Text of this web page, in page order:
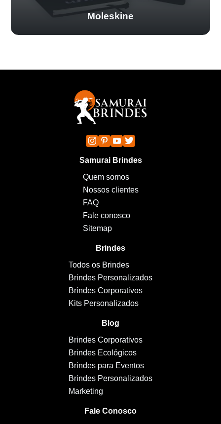
Moleskine
Samurai Brindes
Quem somos
Nossos clientes
FAQ
Fale conosco
Sitemap
Brindes
Todos os Brindes
Brindes Personalizados
Brindes Corporativos
Kits Personalizados
Blog
Brindes Corporativos
Brindes Ecológicos
Brindes para Eventos
Brindes Personalizados
Marketing
Fale Conosco